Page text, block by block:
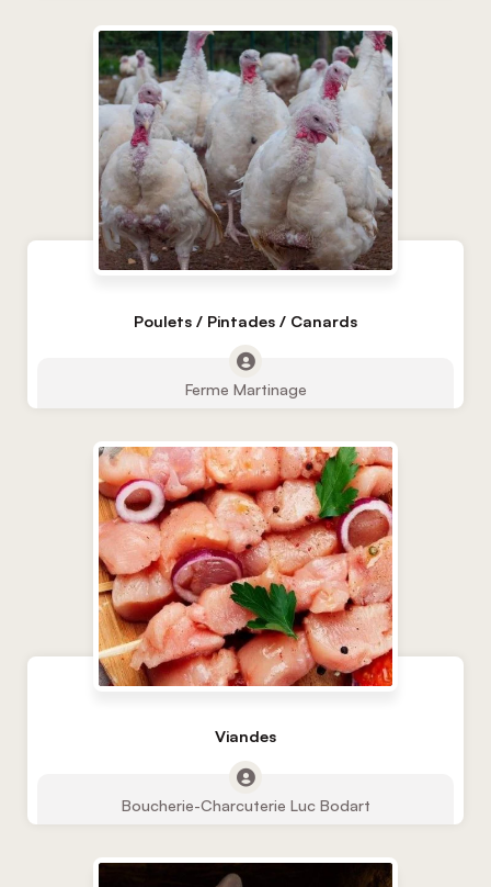
Poulets / Pintades / Canards
Ferme Martinage
Viandes
Boucherie-Charcuterie Luc Bodart